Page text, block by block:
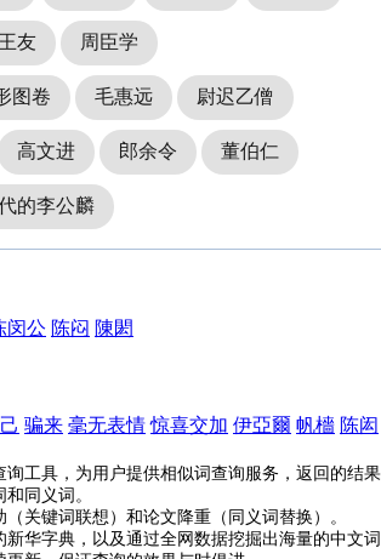
友 周臣学
图卷 毛惠远 尉迟乙僧
高文进 郎余令 董伯仁
的李公麟
闵公 陈闷 陳閎
骗来 毫无表情 惊喜交加 伊亞爾 帆檣 陈闳
询工具，为用户提供相似词查询服务，返回的结果
同义词。
关键词联想）和论文降重（同义词替换）。
华字典，以及通过全网数据挖掘出海量的中文词